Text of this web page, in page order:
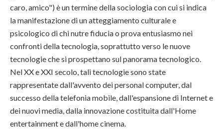
caro, amico") è un termine della sociologia con cui si indica
la manifestazione di un atteggiamento culturale e
psicologico di chi nutre fiducia o prova entusiasmo nei
confronti della tecnologia, soprattutto verso le nuove
tecnologie che si prospettano sul panorama tecnologico.
Nel XX e XXI secolo, tali tecnologie sono state
rappresentate dall'avvento dei personal computer, dal
successo della telefonia mobile, dall'espansione di Internet e
dei nuovi media, dalla innovazione costituita dall'Home
entertainment e dall'home cinema.